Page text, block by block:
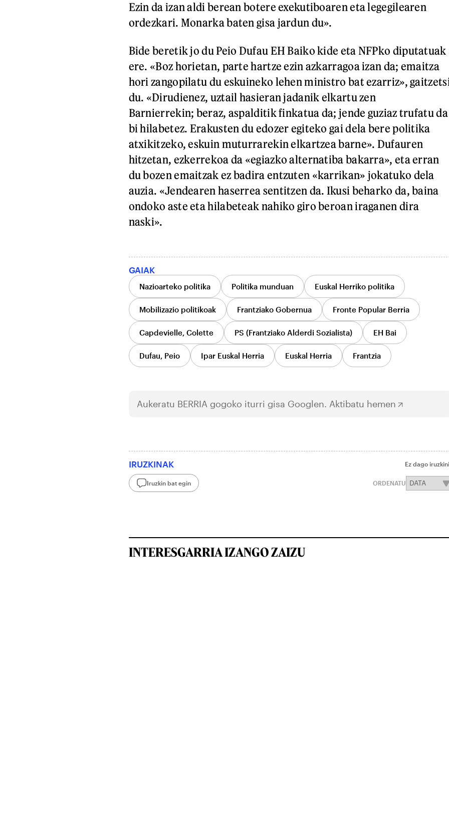
Ezin da izan aldi berean botere exekutiboaren eta legegilearen
ordezkari. Monarka baten gisa jardun du».
Bide beretik jo du Peio Dufau EH Baiko kide eta NFPko diputatuak
ere. «Boz horietan, parte hartze ezin azkarragoa izan da; emaitza
hori zangopilatu du eskuineko lehen ministro bat ezarriz»,
du. «Dirudienez, uztail hasieran jadanik elkartu zen
Barnierrekin; beraz, aspalditik finkatua da; jende guziaz trufatu da
bi hilabetez. Erakusten du edozer egiteko gai dela bere politika
atxikitzeko, eskuin muturrarekin elkartzea barne». Dufauren
hitzetan, ezkerrekoa da «egiazko alternatiba bakarra», eta erran
du bozen emaitzak ez badira entzuten «karrikan» jokatuko dela
auzia. «Jendearen haserrea sentitzen da. Ikusi beharko da, baina
ondoko aste eta hilabeteak nahiko giro beroan iraganen dira
naski».
GAIAK
Nazioarteko politika Politika munduan Euskal Herriko politika
Mobilizazio politikoak Frantziako Gobernua Fronte Popular Berria
Capdevielle, Colette PS (Frantziako Alderdi Sozialista) EH Bai
Dufau, Peio Ipar Euskal Herria Euskal Herria Frantzia
Aukeratu BERRIA gogoko iturri gisa Googlen. Aktibatu hemen
IRUZKINAK Ez dago
Iruzkin bat egin ORDENATU
INTERESGARRIA IZANGO ZAIZU